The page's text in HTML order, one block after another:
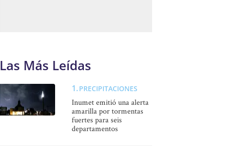
Las Más Leídas
PRECIPITACIONES
Inumet emitió una alerta
amarilla por tormentas
fuertes para seis
departamentos